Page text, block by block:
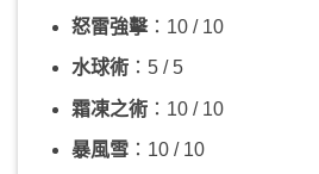
怒雷強擊：10 / 10
水球術：5 / 5
霜凍之術：10 / 10
暴風雪：10 / 10